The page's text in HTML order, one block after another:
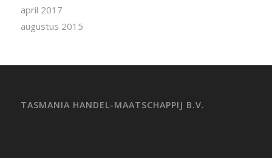
april 2017
augustus 2015
TASMANIA HANDEL-MAATSCHAPPIJ B.V.